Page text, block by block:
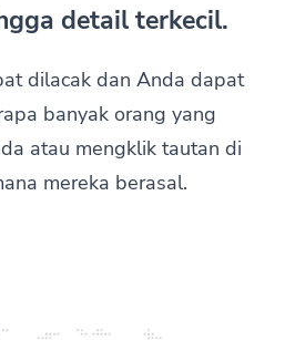
detail terkecil.
dilacak dan Anda dapat
banyak orang yang
atau mengklik tautan di
mereka berasal.